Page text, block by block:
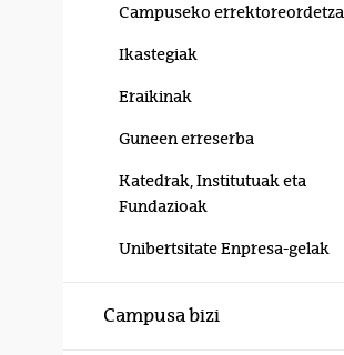
Campuseko errektoreordetza
Ikastegiak
Eraikinak
Guneen erreserba
Katedrak, Institutuak eta
Fundazioak
Unibertsitate Enpresa-gelak
Campusa bizi